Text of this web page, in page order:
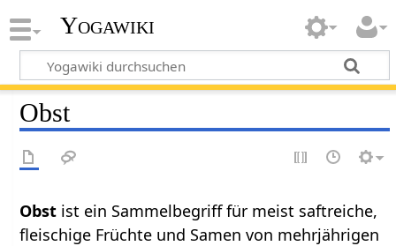
Yogawiki
Obst
Obst ist ein Sammelbegriff für meist saftreiche,
fleischige Früchte und Samen von mehrjährigen